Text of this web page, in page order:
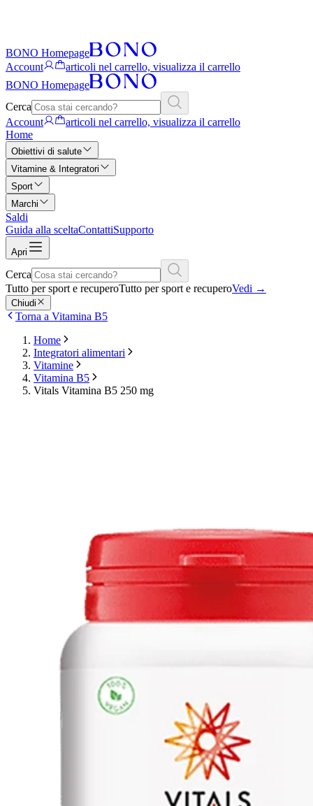
BONO Homepage
Account
articoli nel carrello, visualizza il carrello
BONO Homepage
Cerca
Account
articoli nel carrello, visualizza il carrello
Home
Obiettivi di salute
Vitamine & Integratori
Sport
Marchi
Saldi
Guida alla sceltaContattiSupporto
Apri
Cerca
Tutto per sport e recuperoTutto per sport e recuperoVedi →
Chiudi
Torna a Vitamina B5
Home
Integratori alimentari
Vitamine
Vitamina B5
Vitals Vitamina B5 250 mg